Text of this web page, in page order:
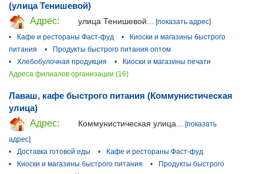
(улица Тенишевой)
Адрес:
улица Тенишевой... [показать адрес]
•
Кафе и рестораны Фаст-фуд •
Киоски и магазины быстрого
питания
•
Продукты быстрого питания оптом
•
Хлебобулочная продукция •
Киоски и магазины печати
Адреса филиалов организации (16)
Лаваш, кафе быстрого питания (Коммунистическая
улица)
Адрес:
Коммунистическая улица...
[показать
адрес]
•
Доставка готовой еды •
Кафе и рестораны Фаст-фуд
•
Киоски и магазины быстрого питания •
Продукты быстрого